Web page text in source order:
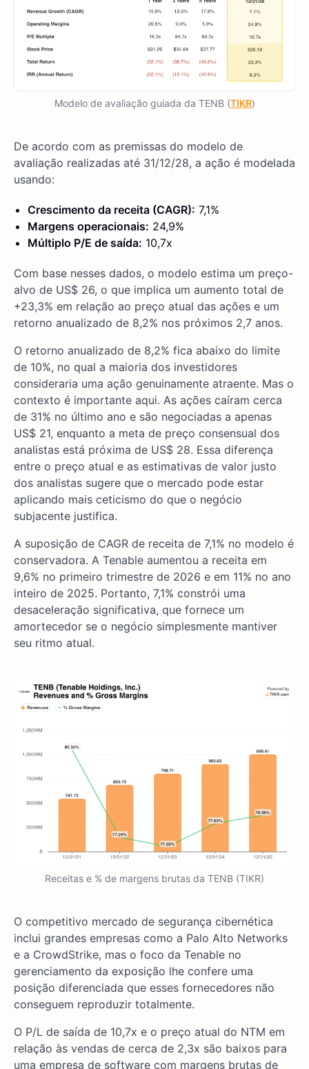
Modelo de avaliação guiada da TENB (TIKR)
De acordo com as premissas do modelo de
avaliação realizadas até 31/12/28, a ação é modelada
usando:
Crescimento da receita (CAGR): 7,1%
Margens operacionais: 24,9%
Múltiplo P/E de saída: 10,7x
Com base nesses dados, o modelo estima um preço-
alvo de US$ 26, o que implica um aumento total de
+23,3% em relação ao preço atual das ações e um
retorno anualizado de 8,2% nos próximos 2,7 anos.
O retorno anualizado de 8,2% fica abaixo do limite
de 10%, no qual a maioria dos investidores
consideraria uma ação genuinamente atraente. Mas o
contexto é importante aqui. As ações caíram cerca
de 31% no último ano e são negociadas a apenas
US$ 21, enquanto a meta de preço consensual dos
analistas está próxima de US$ 28. Essa diferença
entre o preço atual e as estimativas de valor justo
dos analistas sugere que o mercado pode estar
aplicando mais ceticismo do que o negócio
subjacente justifica.
A suposição de CAGR de receita de 7,1% no modelo é
conservadora. A Tenable aumentou a receita em
9,6% no primeiro trimestre de 2026 e em 11% no ano
inteiro de 2025. Portanto, 7,1% constrói uma
desaceleração significativa, que fornece um
amortecedor se o negócio simplesmente mantiver
seu ritmo atual.
Receitas e % de margens brutas da TENB (TIKR)
O competitivo mercado de segurança cibernética
inclui grandes empresas como a Palo Alto Networks
e a CrowdStrike, mas o foco da Tenable no
gerenciamento da exposição lhe confere uma
posição diferenciada que esses fornecedores não
conseguem reproduzir totalmente.
O P/L de saída de 10,7x e o preço atual do NTM em
relação às vendas de cerca de 2,3x são baixos para
uma empresa de software com margens brutas de